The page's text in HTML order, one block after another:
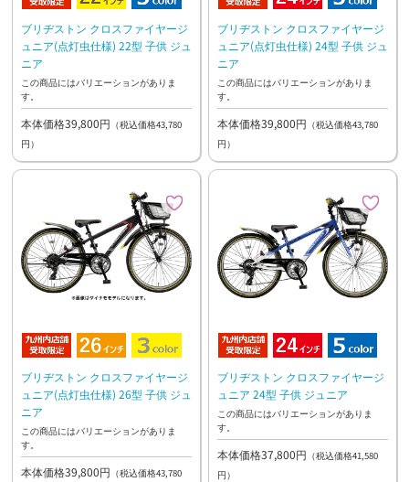
ブリヂストン クロスファイヤージ
ュニア(点灯虫仕様) 22型 子供 ジュ
ニア
この商品にはバリエーションがありま
す。
本体価格39,800円 （税込価格43,780
円）
ブリヂストン クロスファイヤージ
ュニア(点灯虫仕様) 24型 子供 ジュ
ニア
この商品にはバリエーションがありま
す。
本体価格39,800円 （税込価格43,780
円）
ブリヂストン クロスファイヤージ
ュニア(点灯虫仕様) 26型 子供 ジュ
ニア
この商品にはバリエーションがありま
す。
本体価格39,800円 （税込価格43,780
ブリヂストン クロスファイヤージ
ュニア 24型 子供 ジュニア
この商品にはバリエーションがありま
す。
本体価格37,800円 （税込価格41,580
円）